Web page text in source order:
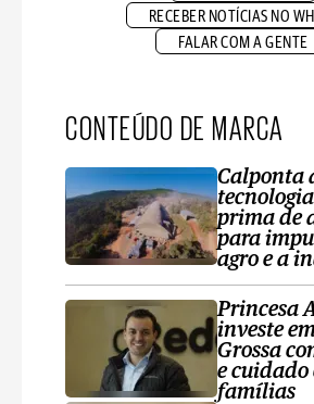
RECEBER NOTÍCIAS NO
FALAR COM A GENTE
CONTEÚDO DE MARCA
Calponta
prima de
para
agro e a
Princesa
investe
Grossa
e cuidado
famílias